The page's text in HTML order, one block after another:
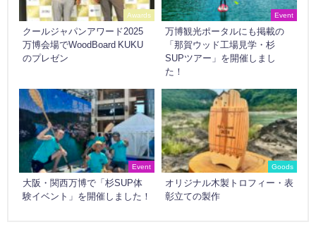
Awards
クールジャパンアワード2025
万博会場でWoodBoard KUKU
のプレゼン
Event
万博観光ポータルにも掲載の
「那賀ウッド工場見学・杉
SUPツアー」を開催しまし
た！
Event
大阪・関西万博で「杉SUP体
験イベント」を開催しました！
Goods
オリジナル木製トロフィー・表
彰立ての製作